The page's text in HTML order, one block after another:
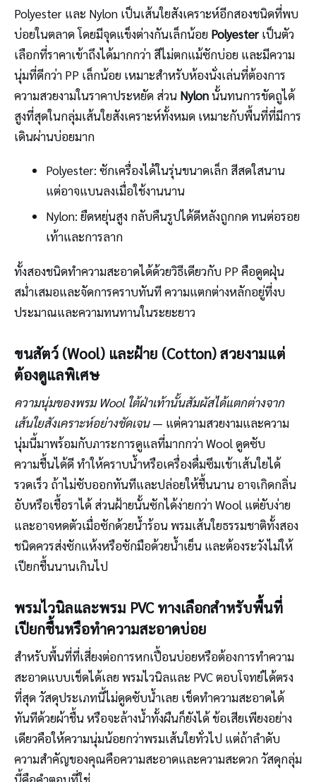
Polyester และ Nylon เป็นเส้นใยสังเคราะห์อีกสองชนิดที่พบ
บ่อยในตลาด โดยมีจุดแข็งต่างกันเล็กน้อย Polyester เป็นตัว
เลือกที่ราคาเข้าถึงได้มากกว่า สีไม่ตกแม้ซักบ่อย และมีความ
นุ่มที่ดีกว่า PP เล็กน้อย เหมาะสำหรับห้องนั่งเล่นที่ต้องการ
ความสวยงามในราคาประหยัด ส่วน Nylonนั้นทนการขัดถูได้
สูงที่สุดในกลุ่มเส้นใยสังเคราะห์ทั้งหมด เหมาะกับพื้นที่ที่มีการ
เดินผ่านบ่อยมาก
Polyester: ซักเครื่องได้ในรุ่นขนาดเล็ก สีสดใสนาน
แต่อาจแบนลงเมื่อใช้งานนาน
Nylon: ยืดหยุ่นสูง กลับคืนรูปได้ดีหลังถูกกด ทนต่อรอย
เท้าและการลาก
ทั้งสองชนิดทำความสะอาดได้ด้วยวิธีเดียวกับ PP คือดูดฝุ่น
สม่ำเสมอและจัดการคราบทันที ความแตกต่างหลักอยู่ที่งบ
ประมาณและความทนทานในระยะยาว
ขนสัตว์ (Wool) และฝ้าย (Cotton) สวยงามแต่
ต้องดูแลพิเศษ
ความนุ่มของพรม Wool ใต้ฝ่าเท้านั้นสัมผัสได้แตกต่างจาก
เส้นใยสังเคราะห์อย่างชัดเจน— แต่ความสวยงามและความ
นุ่มนี้มาพร้อมกับภาระการดูแลที่มากกว่า Wool ดูดซับ
ความชื้นได้ดี ทำให้คราบน้ำหรือเครื่องดื่มซึมเข้าเส้นใยได้
รวดเร็ว ถ้าไม่ซับออกทันทีและปล่อยให้ชื้นนาน อาจเกิดกลิ่น
อับหรือเชื้อราได้ ส่วนฝ้ายนั้นซักได้ง่ายกว่า Wool แต่ยับง่าย
และอาจหดตัวเมื่อซักด้วยน้ำร้อน พรมเส้นใยธรรมชาติทั้งสอง
ชนิดควรส่งซักแห้งหรือซักมือด้วยน้ำเย็น และต้องระวังไม่ให้
เปียกชื้นนานเกินไป
พรมไวนิลและพรม PVC ทางเลือกสำหรับพื้นที่
เปียกชื้นหรือทำความสะอาดบ่อย
สำหรับพื้นที่ที่เสี่ยงต่อการหกเปื้อนบ่อยหรือต้องการทำความ
สะอาดแบบเช็ดได้เลย พรมไวนิลและ PVC ตอบโจทย์ได้ตรง
ที่สุด วัสดุประเภทนี้ไม่ดูดซับน้ำเลย เช็ดทำความสะอาดได้
ทันทีด้วยผ้าชื้น หรือจะล้างน้ำทั้งผืนก็ยังได้ ข้อเสียเพียงอย่าง
เดียวคือให้ความนุ่มน้อยกว่าพรมเส้นใยทั่วไป แต่ถ้าลำดับ
ความสำคัญของคุณคือความสะอาดและความสะดวก วัสดุกลุ่ม